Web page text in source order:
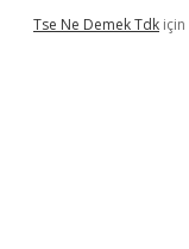
Tse Ne Demek Tdk için